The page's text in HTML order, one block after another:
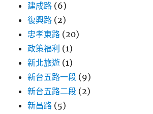
建成路 (6)
復興路 (2)
忠孝東路 (20)
政策福利 (1)
新北旅遊 (1)
新台五路一段 (9)
新台五路二段 (2)
新昌路 (5)